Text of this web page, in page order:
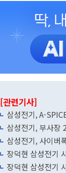
[관련기사]
삼성전기, A-
삼성전기, 부사장
삼성전기, 사이버
장덕현 삼성전기
장덕현 삼성전기